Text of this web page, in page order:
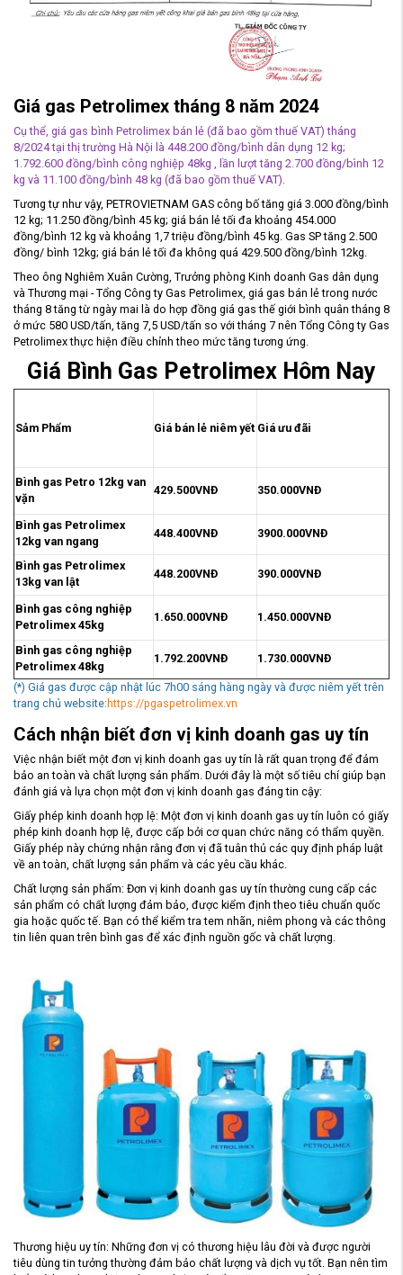
Giá gas Petrolimex tháng 8 năm 2024
Cụ thể, giá gas bình Petrolimex bán lẻ (đã bao gồm thuế VAT) tháng
8/2024 tại thị trường Hà Nội là 448.200 đồng/bình dân dụng 12 kg;
1.792.600 đồng/bình công nghiệp 48kg , lần lượt tăng 2.700 đồng/bình 12
kg và 11.100 đồng/bình 48 kg (đã bao gồm thuế VAT).
Tương tự như vậy, PETROVIETNAM GAS công bố tăng giá 3.000 đồng/bình
12 kg; 11.250 đồng/bình 45 kg; giá bán lẻ tối đa khoảng 454.000
đồng/bình 12 kg và khoảng 1,7 triệu đồng/bình 45 kg. Gas SP tăng 2.500
đồng/ bình 12kg; giá bán lẻ tối đa không quá 429.500 đồng/bình 12kg.
Theo ông Nghiêm Xuân Cường, Trưởng phòng Kinh doanh Gas dân dụng
và Thương mại - Tổng Công ty Gas Petrolimex, giá gas bán lẻ trong nước
tháng 8 tăng từ ngày mai là do hợp đồng giá gas thế giới bình quân tháng 8
ở mức 580 USD/tấn, tăng 7,5 USD/tấn so với tháng 7 nên Tổng Công ty Gas
Petrolimex thực hiện điều chỉnh theo mức tăng tương ứng.
Giá Bình Gas Petrolimex Hôm Nay
Sảm Phẩm Giá bán lẻ niêm yết Giá ưu đãi
Bình gas Petro 12kg van
vặn
429.500VNĐ 350.000VNĐ
Bình gas Petrolimex
12kg van ngang
448.400VNĐ 3900.000VNĐ
Bình gas Petrolimex
13kg van lật
448.200VNĐ 390.000VNĐ
Bình gas công nghiệp
Petrolimex 45kg
1.650.000VNĐ 1.450.000VNĐ
Bình gas công nghiệp
Petrolimex 48kg
1.792.200VNĐ 1.730.000VNĐ
(*) Giá gas được cập nhật lúc 7h00 sáng hàng ngày và được niêm yết trên
trang chủ website: https://pgaspetrolimex.vn
Cách nhận biết đơn vị kinh doanh gas uy tín
Việc nhận biết một đơn vị kinh doanh gas uy tín là rất quan trọng để đảm
bảo an toàn và chất lượng sản phẩm. Dưới đây là một số tiêu chí giúp bạn
đánh giá và lựa chọn một đơn vị kinh doanh gas đáng tin cậy:
Giấy phép kinh doanh hợp lệ: Một đơn vị kinh doanh gas uy tín luôn có giấy
phép kinh doanh hợp lệ, được cấp bởi cơ quan chức năng có thẩm quyền.
Giấy phép này chứng nhận rằng đơn vị đã tuân thủ các quy định pháp luật
về an toàn, chất lượng sản phẩm và các yêu cầu khác.
Chất lượng sản phẩm: Đơn vị kinh doanh gas uy tín thường cung cấp các
sản phẩm có chất lượng đảm bảo, được kiểm định theo tiêu chuẩn quốc
gia hoặc quốc tế. Bạn có thể kiểm tra tem nhãn, niêm phong và các thông
tin liên quan trên bình gas để xác định nguồn gốc và chất lượng.
Thương hiệu uy tín: Những đơn vị có thương hiệu lâu đời và được người
tiêu dùng tin tưởng thường đảm bảo chất lượng và dịch vụ tốt. Bạn nên tìm